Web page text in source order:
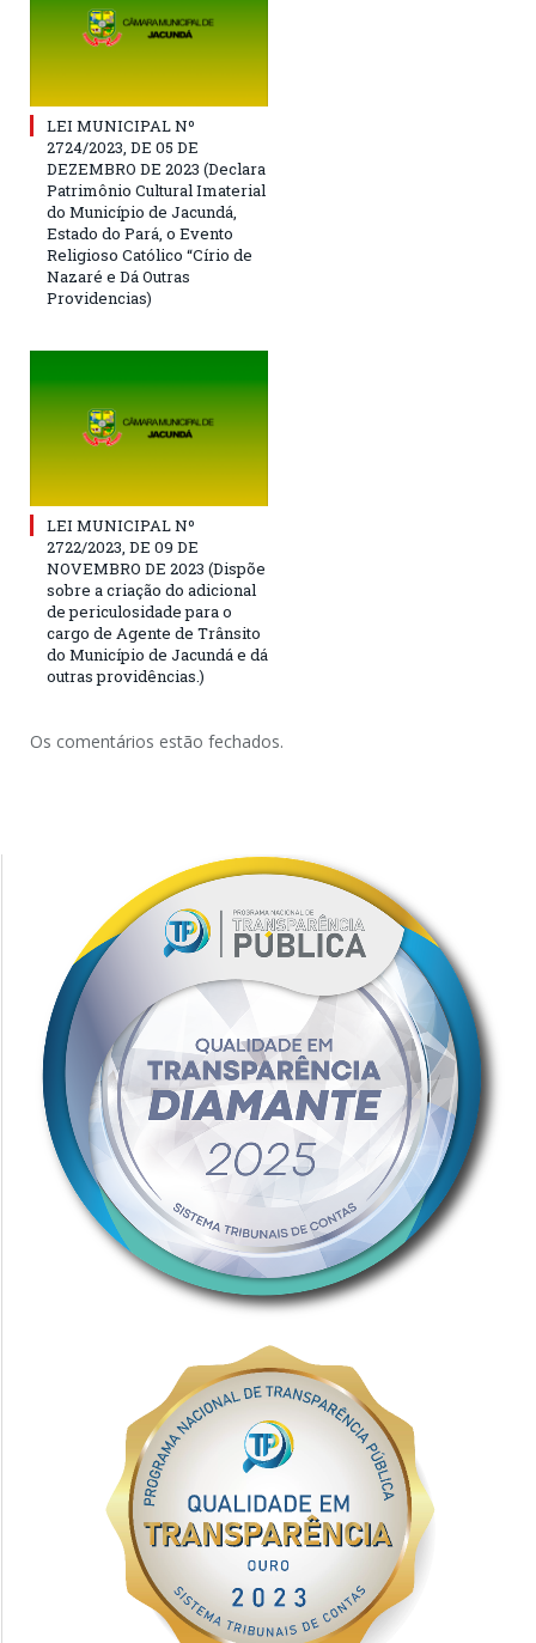
LEI MUNICIPAL Nº
2724/2023, DE 05 DE
DEZEMBRO DE 2023 (Declara
Patrimônio Cultural Imaterial
do Município de Jacundá,
Estado do Pará, o Evento
Religioso Católico “Círio de
Nazaré e Dá Outras
Providencias)
LEI MUNICIPAL Nº
2722/2023, DE 09 DE
NOVEMBRO DE 2023 (Dispõe
sobre a criação do adicional
de periculosidade para o
cargo de Agente de Trânsito
do Município de Jacundá e dá
outras providências.)
Os comentários estão fechados.